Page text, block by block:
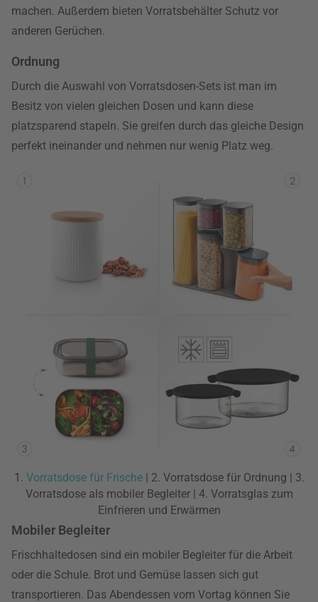
machen. Außerdem bieten Vorratsbehälter Schutz vor
anderen Gerüchen.
Ordnung
Durch die Auswahl von Vorratsdosen-Sets ist man im
Besitz von vielen gleichen Dosen und kann diese
platzsparend stapeln. Sie greifen durch das gleiche Design
perfekt ineinander und nehmen nur wenig Platz weg.
1. Vorratsdose für Frische| 2. Vorratsdose für Ordnung | 3.
Vorratsdose als mobiler Begleiter | 4. Vorratsglas zum
Einfrieren und Erwärmen
Mobiler Begleiter
Frischhaltedosen sind ein mobiler Begleiter für die Arbeit
oder die Schule. Brot und Gemüse lassen sich gut
transportieren. Das Abendessen vom Vortag können Sie